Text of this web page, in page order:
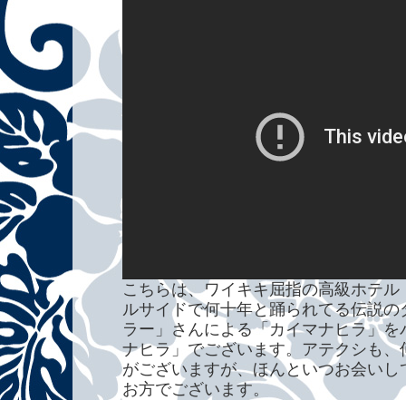
こちらは、ワイキキ屈指の高級ホテ
ルサイドで何十年と踊られてる伝説
ラー」さんによる「カイマナヒラ」
ナヒラ」でございます。アテクシも
がございますが、ほんといつお会い
お方でございます。